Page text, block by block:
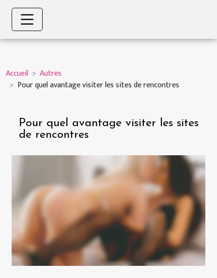
Accueil
Autres
Pour quel avantage visiter les sites de rencontres
Pour quel avantage visiter les sites
de rencontres